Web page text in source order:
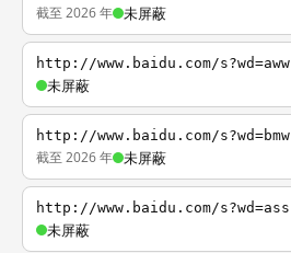
截至 2026 年 未屏蔽
http://www.baidu.com/s?wd=aww
未屏蔽
http://www.baidu.com/s?wd=bmw
截至 2026 年 未屏蔽
http://www.baidu.com/s?wd=ass
未屏蔽